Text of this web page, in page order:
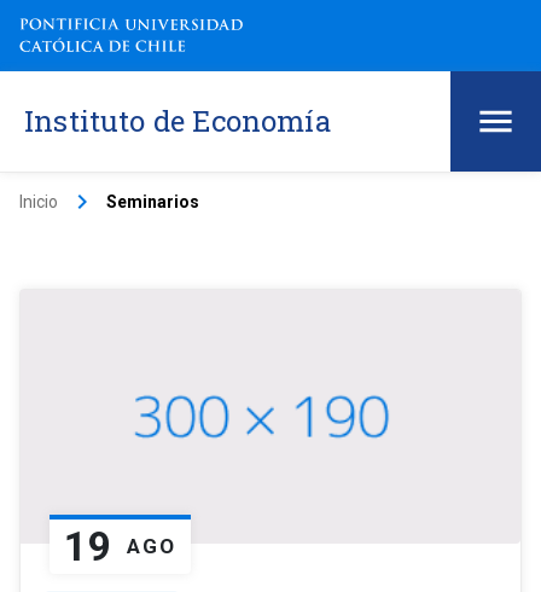
Instituto de Economía
Inicio keyboard_arrow_right Seminarios
19 AGO